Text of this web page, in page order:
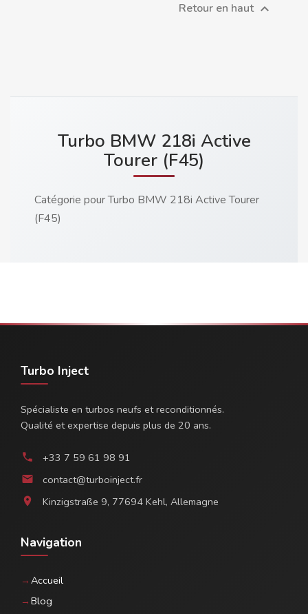
Retour en haut 
Turbo BMW 218i Active
Tourer (F45)
Catégorie pour Turbo BMW 218i Active Tourer
(F45)
Turbo Inject
Spécialiste en turbos neufs et reconditionnés.
Qualité et expertise depuis plus de 20 ans.
phone +33 7 59 61 98 91
email contact@turboinject.fr
location_on Kinzigstraße 9, 77694 Kehl, Allemagne
Navigation
Accueil
Blog